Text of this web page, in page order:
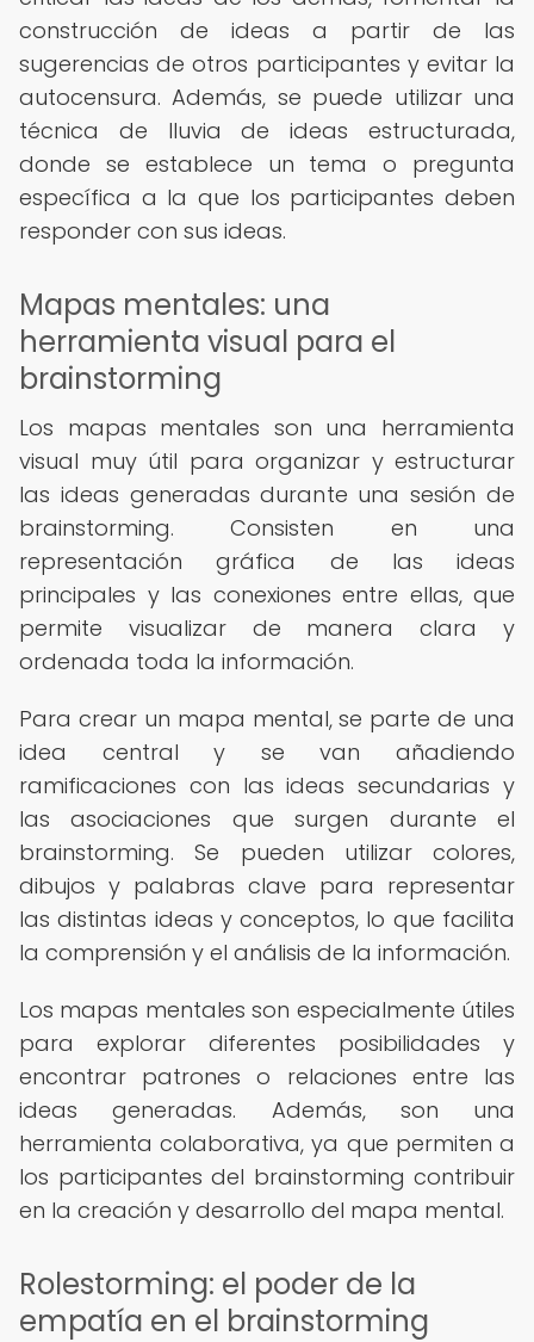
construcción de ideas a partir de las
sugerencias de otros participantes y evitar la
autocensura. Además, se puede utilizar una
técnica de lluvia de ideas estructurada,
donde se establece un tema o pregunta
específica a la que los participantes deben
responder con sus ideas.
Mapas mentales: una
herramienta visual para el
brainstorming
Los mapas mentales son una herramienta
visual muy útil para organizar y estructurar
las ideas generadas durante una sesión de
brainstorming. Consisten en una
representación gráfica de las ideas
principales y las conexiones entre ellas, que
permite visualizar de manera clara y
ordenada toda la información.
Para crear un mapa mental, se parte de una
idea central y se van añadiendo
ramificaciones con las ideas secundarias y
las asociaciones que surgen durante el
brainstorming. Se pueden utilizar colores,
dibujos y palabras clave para representar
las distintas ideas y conceptos, lo que facilita
la comprensión y el análisis de la información.
Los mapas mentales son especialmente útiles
para explorar diferentes posibilidades y
encontrar patrones o relaciones entre las
ideas generadas. Además, son una
herramienta colaborativa, ya que permiten a
los participantes del brainstorming contribuir
en la creación y desarrollo del mapa mental.
Rolestorming: el poder de la
empatía en el brainstorming